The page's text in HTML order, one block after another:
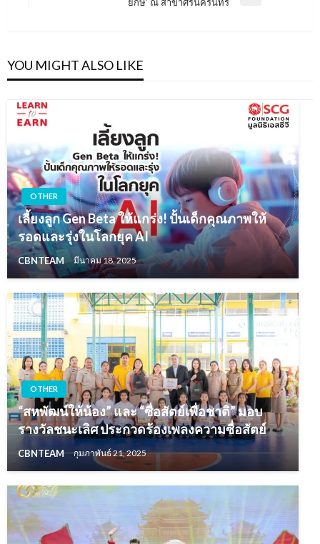
ยักษ์’ ณ สาขาศรีนครินทร์
YOU MIGHT ALSO LIKE
OTHER
เลี้ยงลูก Gen Beta ให้แกร่ง! ปั้นเด็กคุณภาพให้
รอดและรุ่งในโลกยุค AI
CBNTEAM มีนาคม 18, 2025
OTHER
“สหพัฒน์ให้น้อง” และ “ซื่อสัตย์เพื่อชาติ” มอบ
รางวัลชนะเลิศ ประกวดร้องเพลงความซื่อสัตย์
CBNTEAM กุมภาพันธ์ 21, 2025